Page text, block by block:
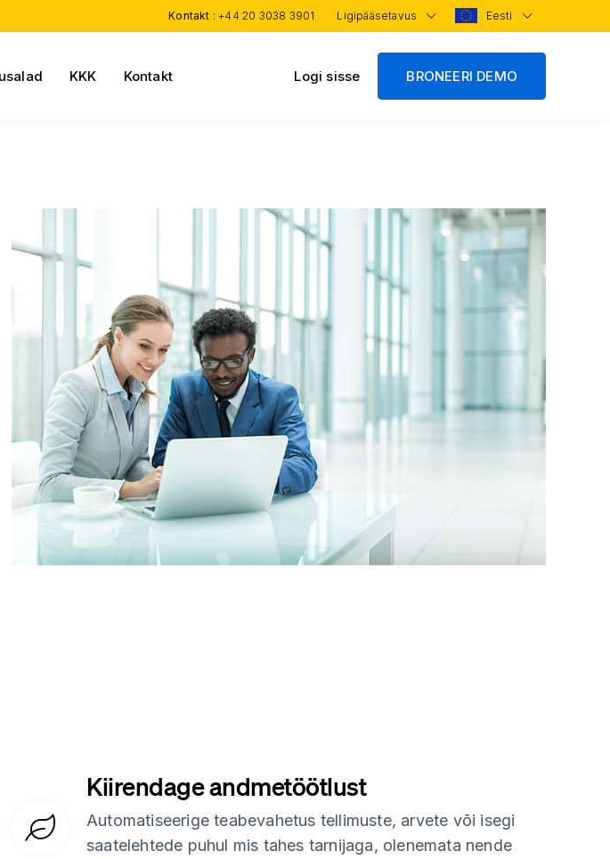
Kontakt :+44 20 3038 3901 Ligipääsetavus Eesti
KKK Kontakt Logi sisse BRONEERI DEMO
Kiirendage andmetöötlust
Automatiseerige teabevahetus tellimuste, arvete või isegi
saatelehtede puhul mis tahes tarnijaga, olenemata nende